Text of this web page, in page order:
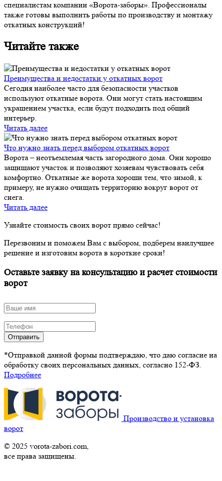
специалистам компании «Ворота-заборы». Профессионалы
также готовы выполнить работы по производству и монтажу
откатных конструкций!
Читайте также
Преимущества и недостатки у откатных ворот
Сегодня наиболее часто для безопасности участков
используют откатные ворота. Они могут стать настоящим
украшением участка, если будут подходить под общий
интерьер.
Читать далее
Что нужно знать перед выбором откатных ворот
Ворота – неотъемлемая часть загородного дома. Они хорошо
защищают участок и позволяют хозяевам чувствовать себя
комфортно. Откатные же ворота хороши тем, что зимой, к
примеру, не нужно очищать территорию вокруг ворот от
снега.
Читать далее
Узнайте стоимость своих ворот прямо сейчас!
Перезвоним и поможем Вам с выбором, подберем наилучшее
решение и изготовим ворота в короткие сроки!
Оставьте заявку на консультацию и расчет стоимости
ворот
Отправить
*Отправкой данной формы подтверждаю, что даю согласие на
обработку своих персональных данных, согласно 152-ФЗ.
Подробнее
Производство и установка
ворот
© 2025 vorota-zabori.com,
все права защищены.